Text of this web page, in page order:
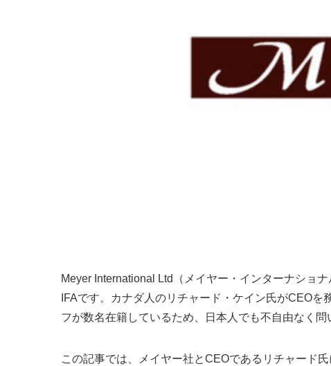
Meyer International Ltd（メイヤー・インターナショ
IFAです。カナダ人のリチャード・ケイン氏がCEO
フが数名在籍しているため、日本人でも不自由なく問
この記事では、メイヤー社とCEOであるリチャード